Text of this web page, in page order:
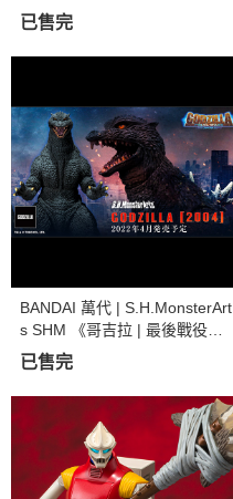
3年1月)
已售完
BANDAI 萬代 | S.H.MonsterArt
s SHM 《哥吉拉 | 最後戰役》
哥吉拉 (2004) (預訂2022年4
月)
已售完